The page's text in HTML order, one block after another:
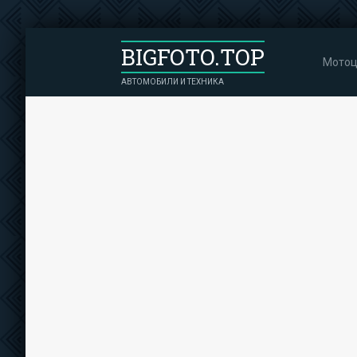
BIGFOTO.TOP
АВТОМОБИЛИ И ТЕХНИКА